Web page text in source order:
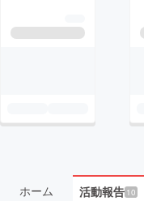
ホーム 活動報告10